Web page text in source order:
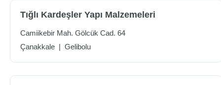
Tığlı Kardeşler Yapı Malzemeleri
Camiikebir Mah. Gölcük Cad. 64
Çanakkale | Gelibolu